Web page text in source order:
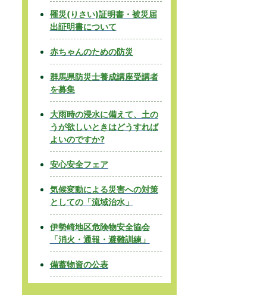
罹災(りさい)証明書・被災届
出証明書について
赤ちゃんのための防災
群馬県防災士養成講座受講者
を募集
大雨時の浸水に備えて、土の
うが欲しいときはどうすれば
よいのですか?
安心安全フェア
気候変動による災害への対策
としての「流域治水」
伊勢崎地区危険物安全協会
「消火・通報・避難訓練」
備蓄物資の公表